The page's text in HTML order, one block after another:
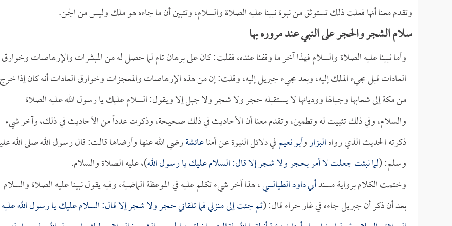
وتقدم معنا أنها فعلت ذلك تستوثق من نبوة نبينا عليه الصلاة والسلام، وتتبين أن ما جاءه هو ملك وليس من الجن.
سلام الشجر والحجر على النبي عند مروره بها
وأما نبينا عليه الصلاة والسلام فهذا آخر ما وقفنا عنده، فقلت: كان على برهان تام لما حصل له من المبشرات والإرهاصات وخوارق
العادات قبل مجيء الملك إليه، وبعد مجيء جبريل إليه، وقلت: إن من هذه الإرهاصات والمعجزات وخوارق العادات أنه كان إذا
من مكة إلى شعابها وجبالها ووديانها لا يستقبله حجر ولا شجر ولا جبل إلا ويقول: السلام عليك يا رسول الله عليه الصلاة
والسلام، وفي ذلك تثبيت له وتطمين، وتقدم معنا أن الأحاديث في ذلك صحيحة، وذكرت عدداً من الأحاديث في ذلك، وآخر شيء
ذكرته الحديث الذي رواهالبزاروأبو نعيمفي دلائل النبوة عن أمناعائشةرضي الله عنها وأرضاها قالت: قال رسول الله صلى الله
وسلم: (لما نبئت جعلت لا أمر بحجر ولا شجر إلا قال: السلام عليك يا رسول الله)، عليه الصلاة والسلام.
وختمت الكلام برواية مسندأبي داود الطيالسي، هذا آخر شيء تكلم عليه في الموعظة الماضية، وفيه يقول نبينا عليه الصلاة والسلام
بعد أن ذكر أن جبريل جاءه في غار حراء قال: (ثم جئت إلى منزلي فما تلقاني حجر ولا شجر إلا قال: السلام عليك يا رسول الله عليه